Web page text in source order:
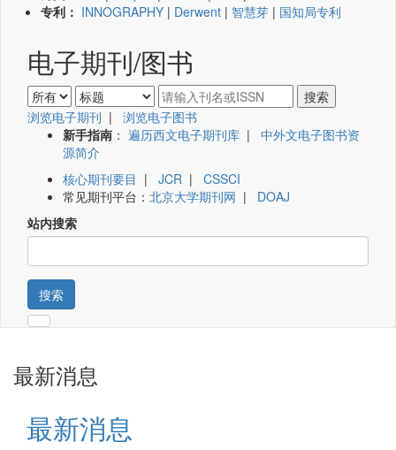
专利： INNOGRAPHY | Derwent | 智慧芽 | 国知局专利
电子期刊/图书
浏览电子期刊 | 浏览电子图书
新手指南 ： 遍历西文电子期刊库 | 中外文电子图书资
源简介
核心期刊要目 | JCR | CSSCI
常见期刊平台： 北京大学期刊网 | DOAJ
站内搜索
搜索
最新消息
最新消息